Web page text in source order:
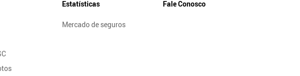
Estatísticas
Mercado de seguros
Fale Conosco